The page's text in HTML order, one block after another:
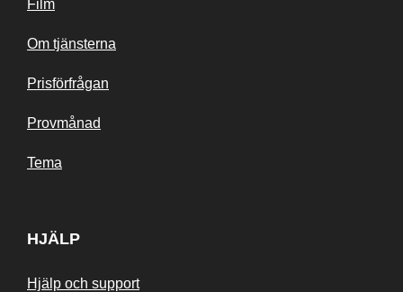
Film
Om tjänsterna
Prisförfrågan
Provmånad
Tema
HJÄLP
Hjälp och support